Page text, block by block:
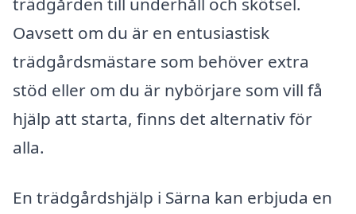
Oavsett om du är en entusiastisk
trädgårdsmästare som behöver extra
stöd eller om du är nybörjare som vill få
hjälp att starta, finns det alternativ för
alla.
En trädgårdshjälp i Särna kan erbjuda en